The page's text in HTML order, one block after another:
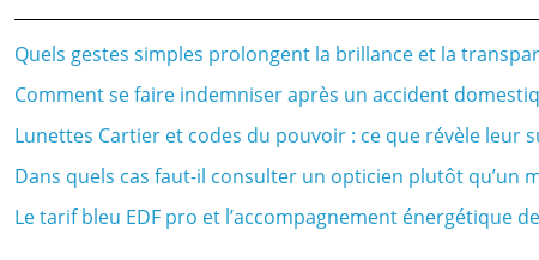
Quels gestes simples prolongent la brillance et la
Comment se faire indemniser après un accident
Lunettes Cartier et codes du pouvoir : ce que révèle leur
Dans quels cas faut-il consulter un opticien plutôt qu’un
Le tarif bleu EDF pro et l’accompagnement énergétique